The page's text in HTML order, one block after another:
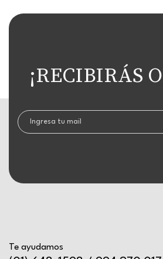
¡RECIBIRÁS
Te ayudamos